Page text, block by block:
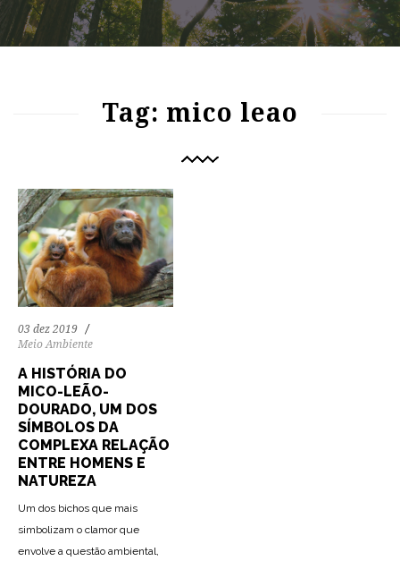
Tag: mico leao
03 dez 2019
Meio Ambiente
A HISTÓRIA DO
MICO-LEÃO-
DOURADO, UM DOS
SÍMBOLOS DA
COMPLEXA RELAÇÃO
ENTRE HOMENS E
NATUREZA
Um dos bichos que mais
simbolizam o clamor que
envolve a questão ambiental,